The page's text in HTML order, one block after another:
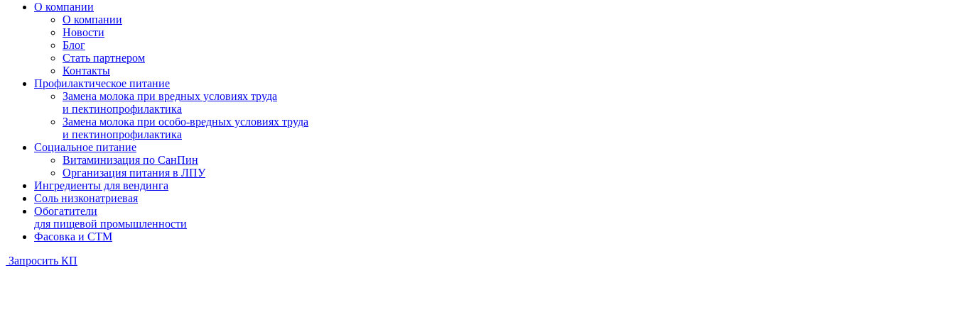
О компании
О компании
Новости
Блог
Стать партнером
Контакты
Профилактическое питание
Замена молока при вредных условиях труда
и пектинопрофилактика
Замена молока при особо-вредных условиях труда
и пектинопрофилактика
Социальное питание
Витаминизация по СанПин
Организация питания в ЛПУ
Ингредиенты для вендинга
Соль низконатриевая
Обогатители
для пищевой промышленности
Фасовка и СТМ
Запросить КП